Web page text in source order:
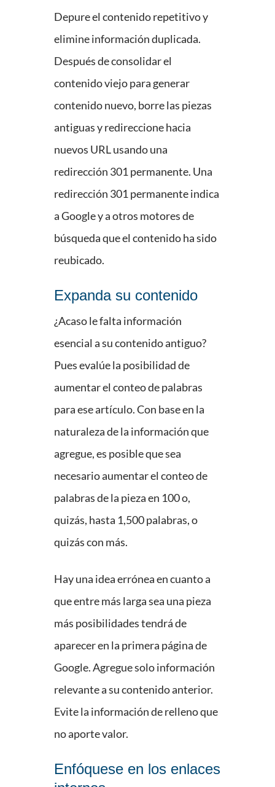
Depure el contenido repetitivo y
elimine información duplicada.
Después de consolidar el
contenido viejo para generar
contenido nuevo, borre las piezas
antiguas y redireccione hacia
nuevos URL usando una
redirección 301 permanente. Una
redirección 301 permanente indica
a Google y a otros motores de
búsqueda que el contenido ha sido
reubicado.
Expanda su contenido
¿Acaso le falta información
esencial a su contenido antiguo?
Pues evalúe la posibilidad de
aumentar el conteo de palabras
para ese artículo. Con base en la
naturaleza de la información que
agregue, es posible que sea
necesario aumentar el conteo de
palabras de la pieza en 100 o,
quizás, hasta 1,500 palabras, o
quizás con más.
Hay una idea errónea en cuanto a
que entre más larga sea una pieza
más posibilidades tendrá de
aparecer en la primera página de
Google. Agregue solo información
relevante a su contenido anterior.
Evite la información de relleno que
no aporte valor.
Enfóquese en los enlaces